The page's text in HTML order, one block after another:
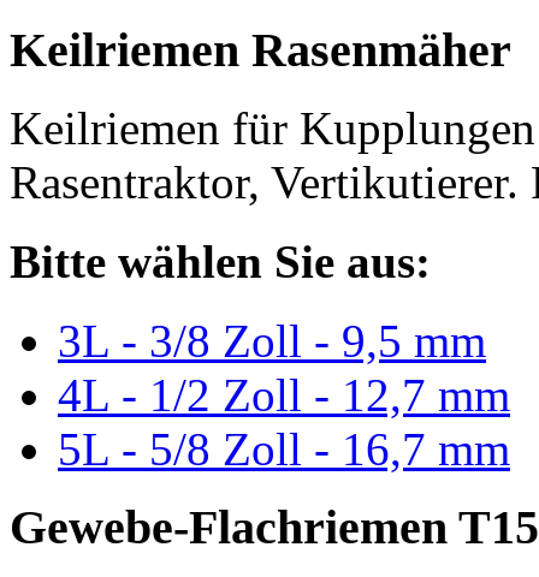
Keilriemen Rasenmäher
Keilriemen für Kupplungen
Rasentraktor,
Bitte wählen Sie aus:
3L - 3/8 Zoll - 9,5 mm
4L - 1/2 Zoll - 12,7 mm
5L - 5/8 Zoll - 16,7 mm
Gewebe-Flachriemen